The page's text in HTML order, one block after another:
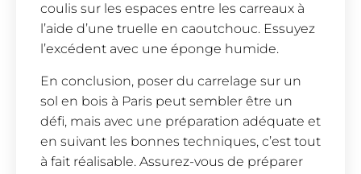
coulis sur les espaces entre les carreaux à
l’aide d’une truelle en caoutchouc. Essuyez
l’excédent avec une éponge humide.
En conclusion, poser du carrelage sur un
sol en bois à Paris peut sembler être un
défi, mais avec une préparation adéquate et
en suivant les bonnes techniques, c’est tout
à fait réalisable. Assurez-vous de préparer